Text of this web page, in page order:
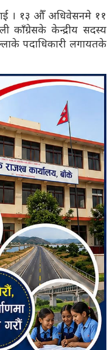
। १३ औँ अधिवेसनमे ११
काँग्रेसके केन्द्रीय सदस्य
पदाधिकारी लगायतके